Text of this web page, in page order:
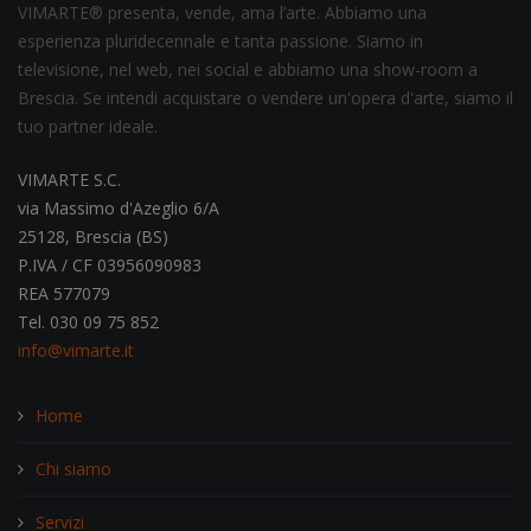
VIMARTE® presenta, vende, ama l’arte. Abbiamo una
esperienza pluridecennale e tanta passione. Siamo in
televisione, nel web, nei social e abbiamo una show-room a
Brescia. Se intendi acquistare o vendere un'opera d'arte, siamo il
tuo partner ideale.
VIMARTE S.C.
via Massimo d'Azeglio 6/A
25128, Brescia (BS)
P.IVA / CF 03956090983
REA 577079
Tel. 030 09 75 852
info@vimarte.it
Home
Chi siamo
Servizi